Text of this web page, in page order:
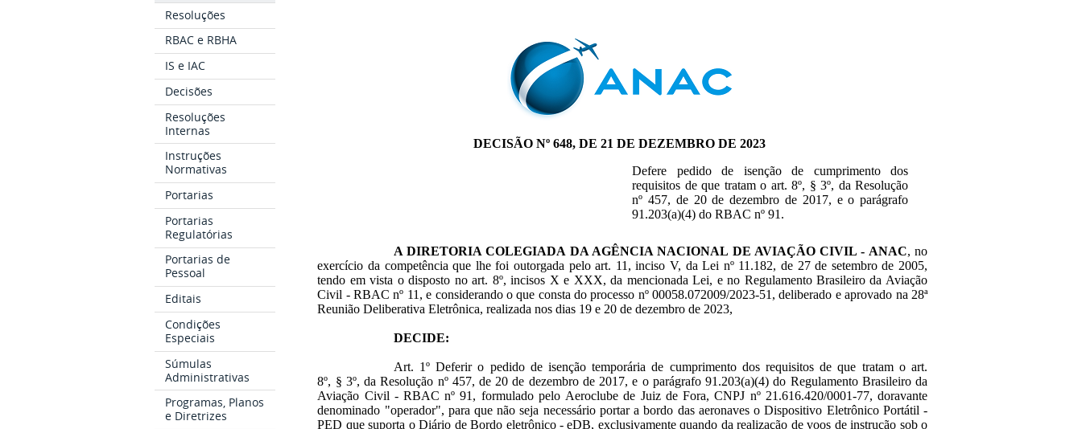
Resoluções
RBAC e RBHA
IS e IAC
Decisões
Resoluções
Internas
Instruções
Normativas
Portarias
Portarias
Regulatórias
Portarias de
Pessoal
Editais
Condições
Especiais
Súmulas
Administrativas
Programas, Planos
e Diretrizes
DECISÃO Nº 648, DE 21 DE DEZEMBRO DE 2023
Defere pedido de isenção de cumprimento dos
requisitos de que tratam o art. 8º, § 3º, da Resolução
nº 457, de 20 de dezembro de 2017, e o parágrafo
91.203(a)(4) do RBAC nº 91.
A DIRETORIA COLEGIADA DA AGÊNCIA NACIONAL DE AVIAÇÃO CIVIL - ANAC, no
exercício da competência que lhe foi outorgada pelo art. 11, inciso V, da Lei nº 11.182, de 27 de setembro de 2005,
tendo em vista o disposto no art. 8º, incisos X e XXX, da mencionada Lei, e no Regulamento Brasileiro da Aviação
Civil - RBAC nº 11, e considerando o que consta do processo nº 00058.072009/2023-51, deliberado e aprovado na 28ª
Reunião Deliberativa Eletrônica, realizada nos dias 19 e 20 de dezembro de 2023,
DECIDE:
Art. 1º Deferir o pedido de isenção temporária de cumprimento dos requisitos de que tratam o art.
8º, § 3º, da Resolução nº457, de 20 de dezembro de 2017, e o parágrafo 91.203(a)(4) do Regulamento Brasileiro da
Aviação Civil - RBAC nº 91, formulado pelo Aeroclube de Juiz de Fora, CNPJ nº 21.616.420/0001-77, doravante
denominado "operador", para que não seja necessário portar a bordo das aeronaves o Dispositivo Eletrônico Portátil -
PED que suporta o Diário de Bordo eletrônico - eDB, exclusivamente quando da realização de voos de instrução sob o